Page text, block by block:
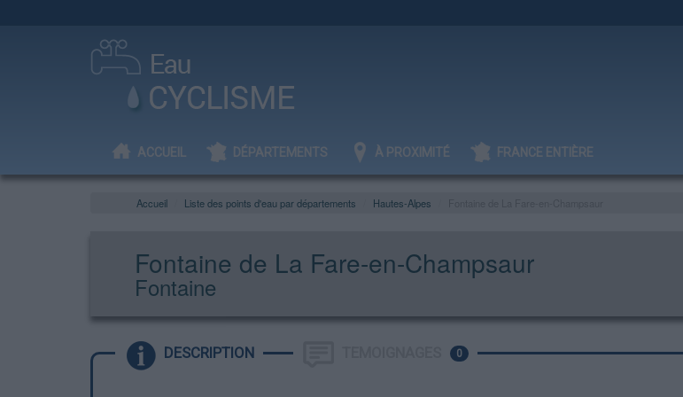
ACCUEIL DÉPARTEMENTS À PROXIMITÉ FRANCE ENTIÈRE
Accueil Liste des points d'eau par départements Hautes-Alpes
Fontaine de La Fare-en-Champsaur
Fontaine
DESCRIPTION 0